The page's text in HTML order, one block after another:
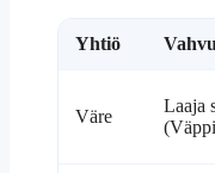
Yhtiö
Väre
Laaja